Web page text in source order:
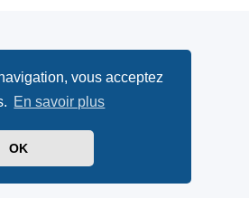
vous acceptez
En savoir plus
OK